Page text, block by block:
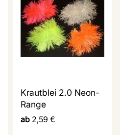
Krautblei 2.0 Neon-
Range
ab 2,59 €